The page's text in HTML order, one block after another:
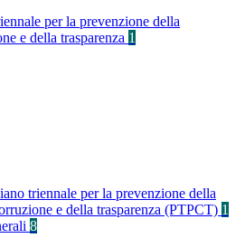
per la prevenzione della
e della trasparenza 1
triennale per la prevenzione della
e della trasparenza (PTPCT) 1
8